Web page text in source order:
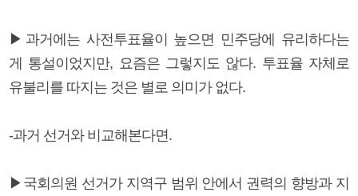
▶과거에는 사전투표율이 높으면 민주당에 유리하다는
게 통설이었지만, 요즘은 그렇지도 않다. 투표율 자체로
유불리를 따지는 것은 별로 의미가 없다.
-과거 선거와 비교해본다면.
▶국회의원 선거가 지역구 범위 안에서 권력의 향방과 지